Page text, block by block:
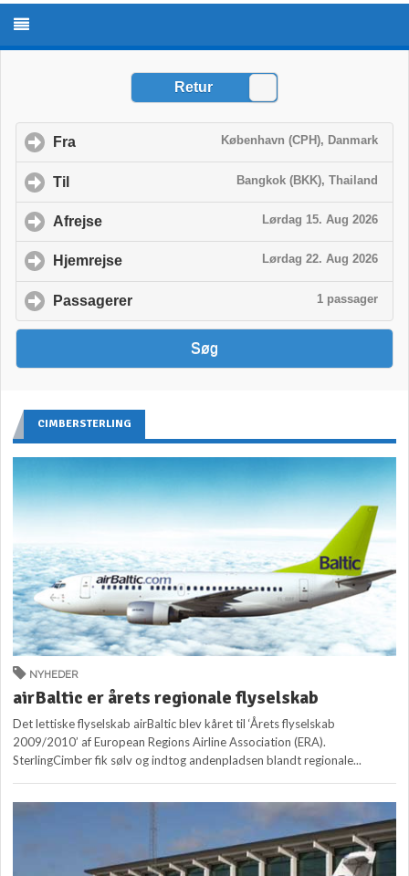
CIMBERSTERLING
NYHEDER
airBaltic er årets regionale flyselskab
Det lettiske flyselskab airBaltic blev kåret til ‘Årets flyselskab
2009/2010’ af European Regions Airline Association (ERA).
SterlingCimber fik sølv og indtog andenpladsen blandt regionale...